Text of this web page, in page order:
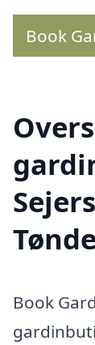
Book
Book